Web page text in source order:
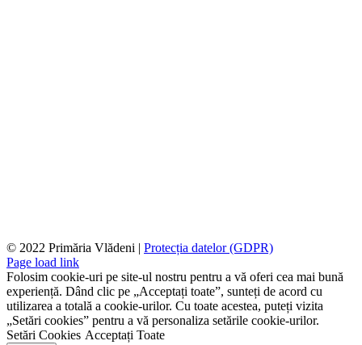
© 2022 Primăria Vlădeni | Protecția datelor (GDPR)
Page load link
Folosim cookie-uri pe site-ul nostru pentru a vă oferi cea mai bună
experiență. Dând clic pe „Acceptați toate”, sunteți de acord cu
utilizarea a totală a cookie-urilor. Cu toate acestea, puteți vizita
„Setări cookies” pentru a vă personaliza setările cookie-urilor.
Setări Cookies Acceptați Toate